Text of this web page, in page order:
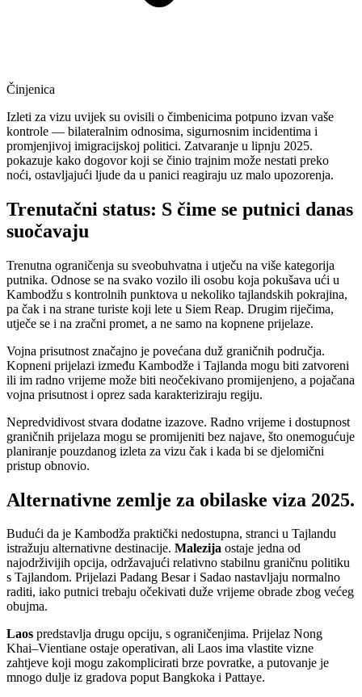
Činjenica
Izleti za vizu uvijek su ovisili o čimbenicima potpuno izvan vaše
kontrole — bilateralnim odnosima, sigurnosnim incidentima i
promjenjivoj imigracijskoj politici. Zatvaranje u lipnju 2025.
pokazuje kako dogovor koji se činio trajnim može nestati preko
noći, ostavljajući ljude da u panici reagiraju uz malo upozorenja.
Trenutačni status: S čime se putnici danas
suočavaju
Trenutna ograničenja su sveobuhvatna i utječu na više kategorija
putnika. Odnose se na svako vozilo ili osobu koja pokušava ući u
Kambodžu s kontrolnih punktova u nekoliko tajlandskih pokrajina,
pa čak i na strane turiste koji lete u Siem Reap. Drugim riječima,
utječe se i na zračni promet, a ne samo na kopnene prijelaze.
Vojna prisutnost značajno je povećana duž graničnih područja.
Kopneni prijelazi između Kambodže i Tajlanda mogu biti zatvoreni
ili im radno vrijeme može biti neočekivano promijenjeno, a pojačana
vojna prisutnost i oprez sada karakteriziraju regiju.
Nepredvidivost stvara dodatne izazove. Radno vrijeme i dostupnost
graničnih prijelaza mogu se promijeniti bez najave, što onemogućuje
planiranje pouzdanog izleta za vizu čak i kada bi se djelomični
pristup obnovio.
Alternativne zemlje za obilaske viza 2025.
Budući da je Kambodža praktički nedostupna, stranci u Tajlandu
istražuju alternativne destinacije. Malezija ostaje jedna od
najodrživijih opcija, održavajući relativno stabilnu graničnu politiku
s Tajlandom. Prijelazi Padang Besar i Sadao nastavljaju normalno
raditi, iako putnici trebaju očekivati duže vrijeme obrade zbog većeg
obujma.
Laos predstavlja drugu opciju, s ograničenjima. Prijelaz Nong
Khai–Vientiane ostaje operativan, ali Laos ima vlastite vizne
zahtjeve koji mogu zakomplicirati brze povratke, a putovanje je
mnogo dulje iz gradova poput Bangkoka i Pattaye.